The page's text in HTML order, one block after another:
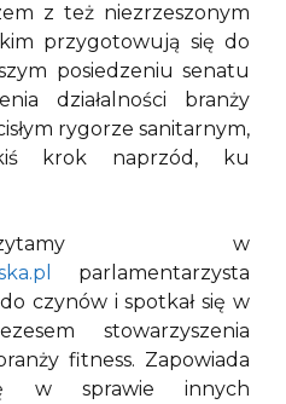
z też niezrzeszonym
przygotowują się do
posiedzeniu senatu
działalności branży
rygorze sanitarnym,
krok naprzód, ku
w
parlamentarzysta
czynów i spotkał się w
stowarzyszenia
fitness. Zapowiada
w sprawie innych